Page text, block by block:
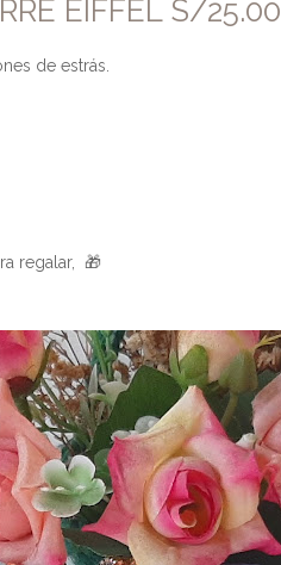
EIFFEL S/25.00
de estrás.
regalar, 🎁